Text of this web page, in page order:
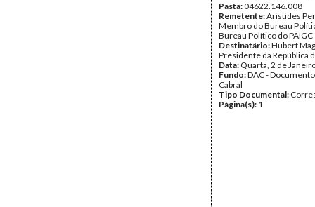
Pasta:04622.146.008
Remetente:Aristides
Membro do Bureau
Bureau Político do PAIGC
Destinatário:Hubert
Presidente da República
Data: Quarta, 2 de
Fundo:DAC -
Cabral
Tipo Documental:
Página(s): 1